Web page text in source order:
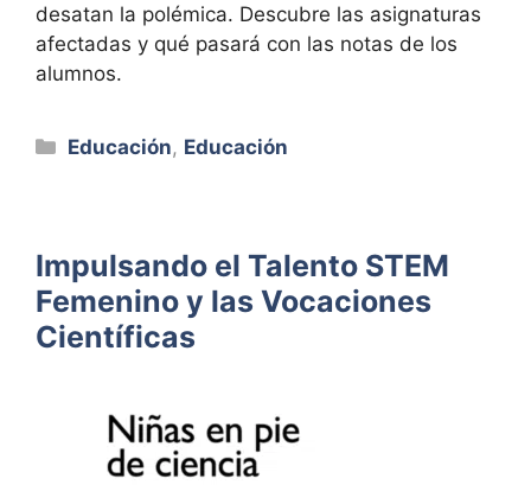
desatan la polémica. Descubre las asignaturas
afectadas y qué pasará con las notas de los
alumnos.
Categorías
Educación, Educación
Impulsando el Talento STEM
Femenino y las Vocaciones
Científicas